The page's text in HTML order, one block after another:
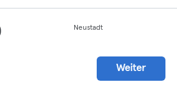
Neustadt
Weiter